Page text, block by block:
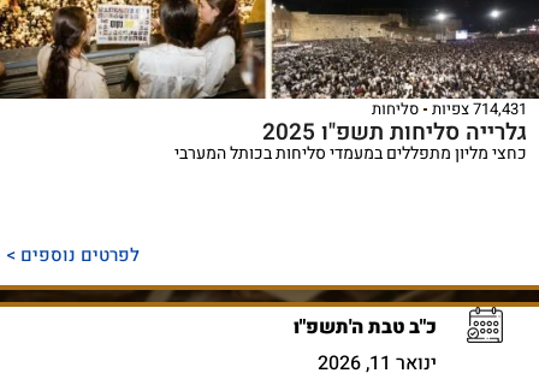
714,431 צפיות סליחות
גלרייה סליחות תשפ"ו 2025
כחצי מליון מתפללים במעמדי סליחות בכותל המערבי
לפרטים נוספים >
כ"ב טבת ה'תשפ"ו
ינואר 11, 2026